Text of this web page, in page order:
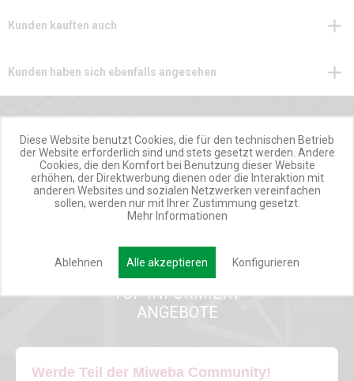
Kunden kauften auch
Kunden haben sich ebenfalls angesehen
IMMER UP TO DATE!
MIWEBA NEWSLETTER
INSPIRATIONSMAIL
PRODUKTUPDATES
TOP INFORMIERT
ANGEBOTE
Werde Teil der Miweba Community!
Diese Website benutzt Cookies, die für den technischen Betrieb
der Website erforderlich sind und stets gesetzt werden. Andere
Cookies, die den Komfort bei Benutzung dieser Website
erhöhen, der Direktwerbung dienen oder die Interaktion mit
anderen Websites und sozialen Netzwerken vereinfachen
sollen, werden nur mit Ihrer Zustimmung gesetzt.
Mehr Informationen
Ablehnen Alle akzeptieren Konfigurieren